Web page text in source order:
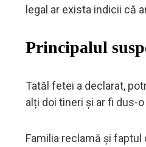
legal ar exista indicii că
Principalul
Tatăl fetei a declarat,
alți doi tineri și ar fi dus-
Familia reclamă și